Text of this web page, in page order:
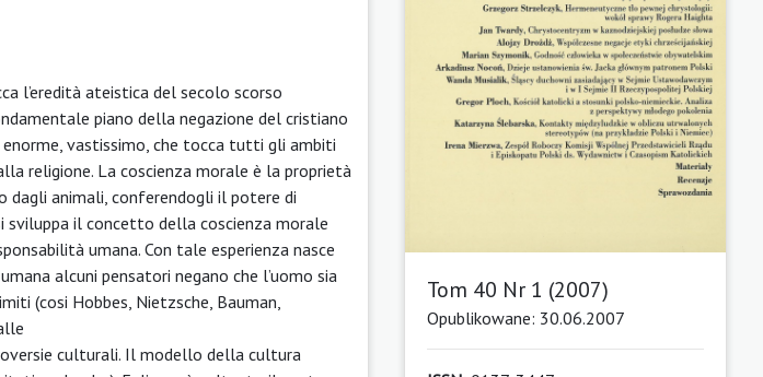
l’eredità ateistica del secolo scorso
piano della negazione del cristiano
vastissimo, che tocca tutti gli ambiti
religione. La coscienza morale è la proprietà
dagli animali, conferendogli il potere di
sviluppa il concetto della coscienza morale
umana. Con tale esperienza nasce
alcuni pensatori negano che l’uomo sia
(cosi Hobbes, Nietzsche, Bauman,
culturali. Il modello della cultura
Tom 40 Nr 1 (2007)
Opublikowane: 30.06.2007